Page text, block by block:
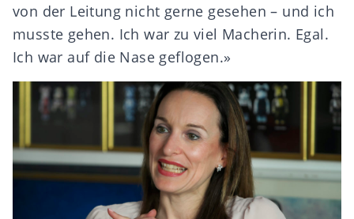
von der Leitung nicht gerne gesehen – und ich
musste gehen. Ich war zu viel Macherin. Egal.
Ich war auf die Nase geflogen.»